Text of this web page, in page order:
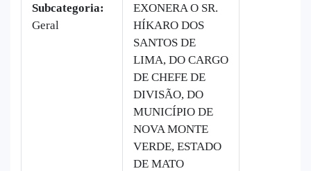
Subcategoria:
Geral
EXONERA O SR.
HÍKARO DOS
SANTOS DE
LIMA, DO CARGO
DE CHEFE DE
DIVISÃO, DO
MUNICÍPIO DE
NOVA MONTE
VERDE, ESTADO
DE MATO